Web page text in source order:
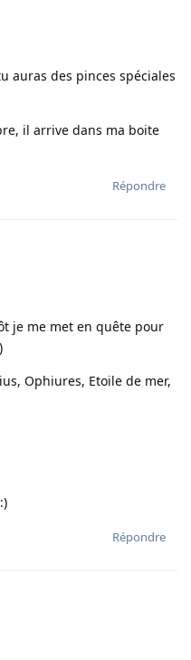
auras des pinces spéciales
il arrive dans ma boite
Répondre
je me met en quête pour
Ophiures, Etoile de mer,
Répondre